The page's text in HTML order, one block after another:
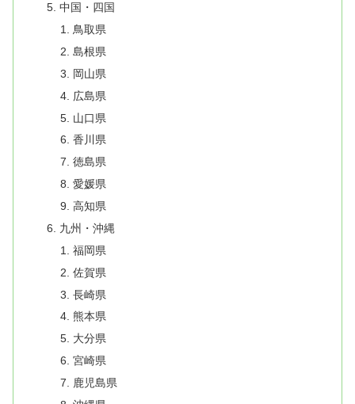
中国・四国
鳥取県
島根県
岡山県
広島県
山口県
香川県
徳島県
愛媛県
高知県
九州・沖縄
福岡県
佐賀県
長崎県
熊本県
大分県
宮崎県
鹿児島県